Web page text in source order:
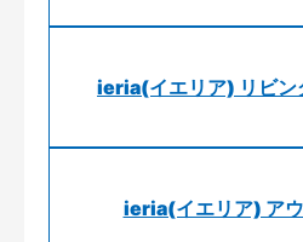
ieria(イエリア) リビン
ieria(イエリア) ア